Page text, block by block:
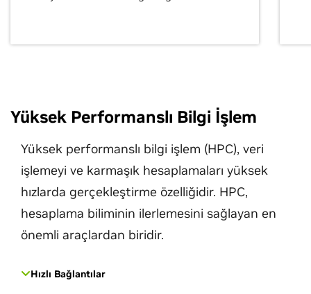
Yüksek Performanslı Bilgi İşlem
Yüksek performanslı bilgi işlem (HPC), veri
işlemeyi ve karmaşık hesaplamaları yüksek
hızlarda gerçekleştirme özelliğidir. HPC,
hesaplama biliminin ilerlemesini sağlayan en
önemli araçlardan biridir.
Hızlı Bağlantılar